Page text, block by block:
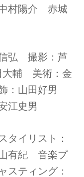
村陽介 赤城
弘 撮影：芦
大輔 美術：金
：山田好男
江史男
イリスト：
有紀 音楽プ
ティング：